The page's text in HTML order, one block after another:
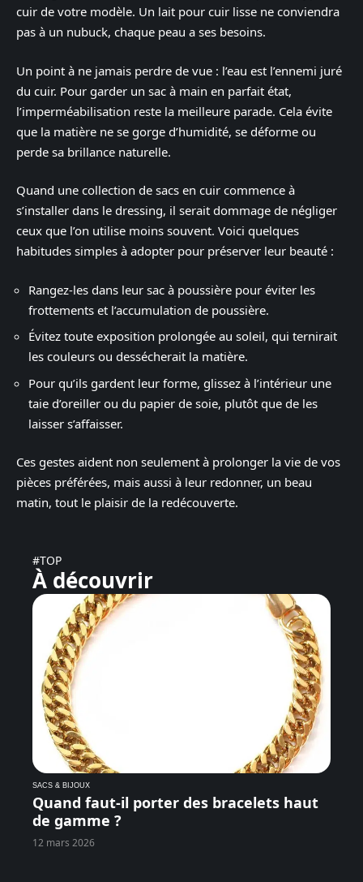
cuir de votre modèle. Un lait pour cuir lisse ne conviendra
pas à un nubuck, chaque peau a ses besoins.
Un point à ne jamais perdre de vue : l’eau est l’ennemi juré
du cuir. Pour garder un sac à main en parfait état,
l’imperméabilisation reste la meilleure parade. Cela évite
que la matière ne se gorge d’humidité, se déforme ou
perde sa brillance naturelle.
Quand une collection de sacs en cuir commence à
s’installer dans le dressing, il serait dommage de négliger
ceux que l’on utilise moins souvent. Voici quelques
habitudes simples à adopter pour préserver leur beauté :
Rangez-les dans leur sac à poussière pour éviter les
frottements et l’accumulation de poussière.
Évitez toute exposition prolongée au soleil, qui ternirait
les couleurs ou dessécherait la matière.
Pour qu’ils gardent leur forme, glissez à l’intérieur une
taie d’oreiller ou du papier de soie, plutôt que de les
laisser s’affaisser.
Ces gestes aident non seulement à prolonger la vie de vos
pièces préférées, mais aussi à leur redonner, un beau
matin, tout le plaisir de la redécouverte.
#TOP
À découvrir
SACS & BIJOUX
Quand faut-il porter des bracelets haut
de gamme ?
12 mars 2026